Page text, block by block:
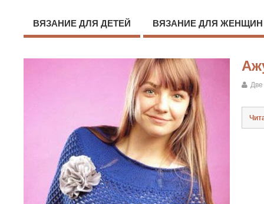
ВЯЗАНИЕ ДЛЯ ДЕТЕЙ ВЯЗАНИЕ ДЛЯ ЖЕНЩИН
Две